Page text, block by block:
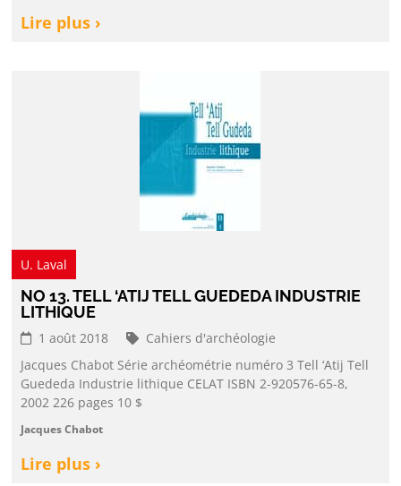
Lire plus ›
U. Laval
NO 13. TELL ‘ATIJ TELL GUEDEDA INDUSTRIE
LITHIQUE
1 août 2018
Cahiers d'archéologie
Jacques Chabot Série archéométrie numéro 3 Tell ‘Atij Tell
Guededa Industrie lithique CELAT ISBN 2-920576-65-8,
2002 226 pages 10 $
Jacques Chabot
Lire plus ›